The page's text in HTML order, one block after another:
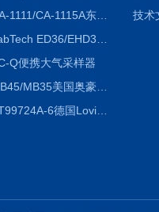
CA-1111/CA-1115A东京理化EYELA CA-1111/CA-1115A冷却水循环装置
Q便携大气采样器
MB45/MB35美国奥豪斯OHAUS MB45/MB35卤素红外水分测定仪
ET99724A-6德国Lovibond ET99724A-6微电脑BOD测定仪
技术